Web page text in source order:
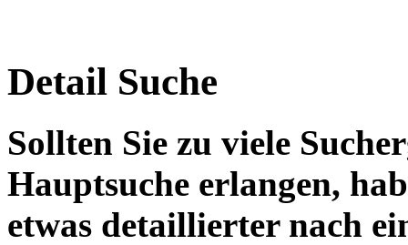
Detail Suche
Sollten Sie zu viele
Hauptsuche erlangen,
etwas detaillierter nach